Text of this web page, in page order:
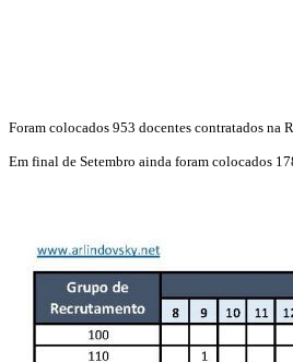
Foram colocados 953 docentes contratados na
Em final de Setembro ainda foram colocados